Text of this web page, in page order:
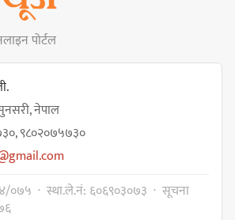
सङ्खुवासभामा सिलिचोङ स्वास्थ्य
धरान उपमहानगरपालिकाको नगरसभा
शोक बिदाको कारण स्थगित
पोर्टल
नेपाल
९८०२०७५७३०
०७५ · स्था.ले.नं: ६०६९०३०७३ · सूचना